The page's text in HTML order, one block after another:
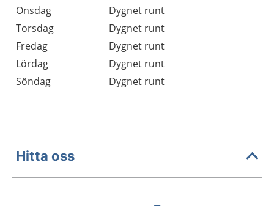
Onsdag
Dygnet runt
Torsdag
Dygnet runt
Fredag
Dygnet runt
Lördag
Dygnet runt
Söndag
Dygnet runt
Hitta oss